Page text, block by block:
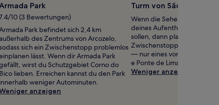
Park
10 (3 Bewertungen)
Park befindet sich 2,4 km
außerhalb des Zentrums von Arcozelo,
sich ein Zwischenstopp problemlos
lässt. Wenn dir Armada Park
wirst du Schutzgebiet Corno do
Bico lieben. Erreichen kannst du den Park
innerhalb weniger Autominuten.
anzeigen
Turm von São Paulo
Wenn die
deines Aufenthalts nicht zu
sollen, dann plane doch
Zwischenstopp bei Turm
— nur eines von vielen
e Ponte de Lima.
Weniger anzeigen